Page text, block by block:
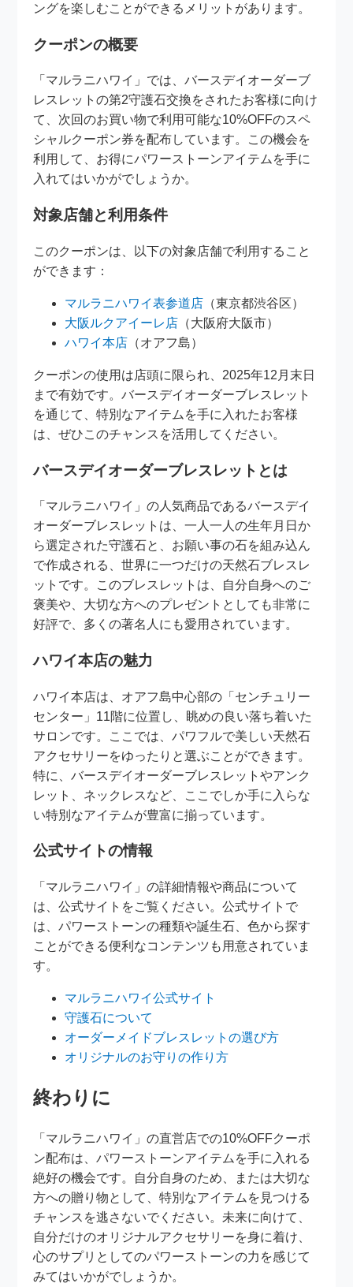
ングを楽しむことができるメリットがあります。
クーポンの概要
「マルラニハワイ」では、バースデイオーダーブ
レスレットの第2守護石交換をされたお客様に向け
て、次回のお買い物で利用可能な10%OFFのスペ
シャルクーポン券を配布しています。この機会を
利用して、お得にパワーストーンアイテムを手に
入れてはいかがでしょうか。
対象店舗と利用条件
このクーポンは、以下の対象店舗で利用すること
ができます：
マルラニハワイ表参道店 （東京都渋谷区）
大阪ルクアイーレ店 （大阪府大阪市）
ハワイ本店 （オアフ島）
クーポンの使用は店頭に限られ、2025年12月末日
まで有効です。バースデイオーダーブレスレット
を通じて、特別なアイテムを手に入れたお客様
は、ぜひこのチャンスを活用してください。
バースデイオーダーブレスレットとは
「マルラニハワイ」の人気商品であるバースデイ
オーダーブレスレットは、一人一人の生年月日か
ら選定された守護石と、お願い事の石を組み込ん
で作成される、世界に一つだけの天然石ブレスレ
ットです。このブレスレットは、自分自身へのご
褒美や、大切な方へのプレゼントとしても非常に
好評で、多くの著名人にも愛用されています。
ハワイ本店の魅力
ハワイ本店は、オアフ島中心部の「センチュリー
センター」11階に位置し、眺めの良い落ち着いた
サロンです。ここでは、パワフルで美しい天然石
アクセサリーをゆったりと選ぶことができます。
特に、バースデイオーダーブレスレットやアンク
レット、ネックレスなど、ここでしか手に入らな
い特別なアイテムが豊富に揃っています。
公式サイトの情報
「マルラニハワイ」の詳細情報や商品について
は、公式サイトをご覧ください。公式サイトで
は、パワーストーンの種類や誕生石、色から探す
ことができる便利なコンテンツも用意されていま
す。
マルラニハワイ公式サイト
守護石について
オーダーメイドブレスレットの選び方
オリジナルのお守りの作り方
終わりに
「マルラニハワイ」の直営店での10%OFFクーポ
ン配布は、パワーストーンアイテムを手に入れる
絶好の機会です。自分自身のため、または大切な
方への贈り物として、特別なアイテムを見つける
チャンスを逃さないでください。未来に向けて、
自分だけのオリジナルアクセサリーを身に着け、
心のサプリとしてのパワーストーンの力を感じて
みてはいかがでしょうか。